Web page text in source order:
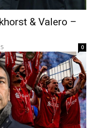
& Valero –
0